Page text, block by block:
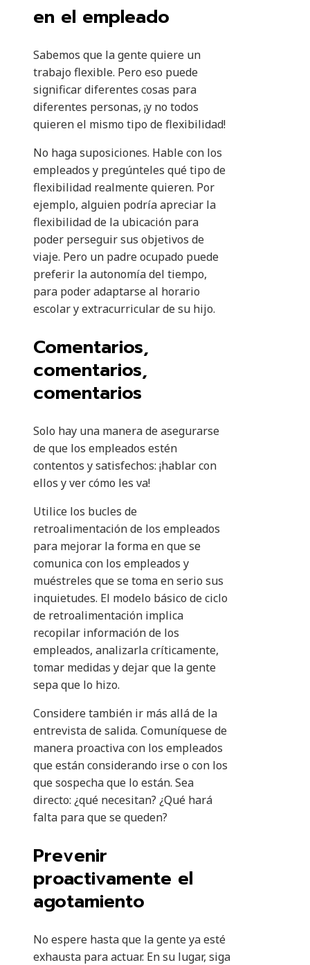
en el empleado
Sabemos que la gente quiere un
trabajo flexible. Pero eso puede
significar diferentes cosas para
diferentes personas, ¡y no todos
quieren el mismo tipo de flexibilidad!
No haga suposiciones. Hable con los
empleados y pregúnteles qué tipo de
flexibilidad realmente quieren. Por
ejemplo, alguien podría apreciar la
flexibilidad de la ubicación para
poder perseguir sus objetivos de
viaje. Pero un padre ocupado puede
preferir la autonomía del tiempo,
para poder adaptarse al horario
escolar y extracurricular de su hijo.
Comentarios,
comentarios,
comentarios
Solo hay una manera de asegurarse
de que los empleados estén
contentos y satisfechos: ¡hablar con
ellos y ver cómo les va!
Utilice los bucles de
retroalimentación de los empleados
para mejorar la forma en que se
comunica con los empleados y
muéstreles que se toma en serio sus
inquietudes. El modelo básico de ciclo
de retroalimentación implica
recopilar información de los
empleados, analizarla críticamente,
tomar medidas y dejar que la gente
sepa que lo hizo.
Considere también ir más allá de la
entrevista de salida. Comuníquese de
manera proactiva con los empleados
que están considerando irse o con los
que sospecha que lo están. Sea
directo: ¿qué necesitan? ¿Qué hará
falta para que se queden?
Prevenir
proactivamente el
agotamiento
No espere hasta que la gente ya esté
exhausta para actuar. En su lugar, siga